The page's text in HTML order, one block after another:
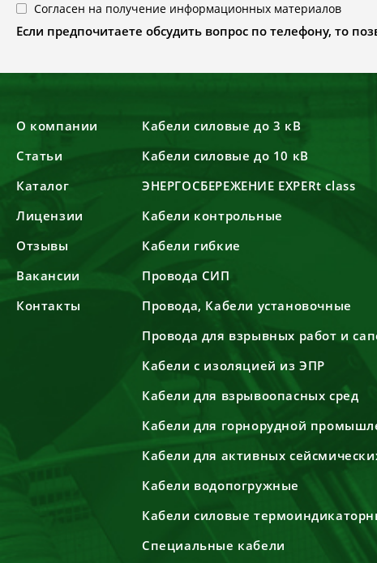
Согласен на получение информационных материалов
Если предпочитаете обсудить вопрос по телефону, то
О компании
Статьи
Каталог
Лицензии
Отзывы
Вакансии
Контакты
Кабели силовые до 3 кВ
Кабели силовые до 10 кВ
ЭНЕРГОСБЕРЕЖЕНИЕ EXPERt class
Кабели контрольные
Кабели гибкие
Провода СИП
Провода, Кабели установочные
Провода для взрывных работ и
Кабели с изоляцией из ЭПР
Кабели для взрывоопасных сред
Кабели для горнорудной
Кабели для активных
Кабели водопогружные
Кабели силовые
Специальные кабели